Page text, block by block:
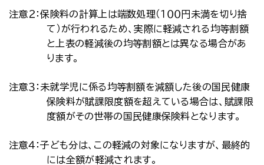
注意２：保険料の計算上は端数処理（１００円未満を切り捨
て）が行われるため、実際に軽減される均等割額
と上表の軽減後の均等割額とは異なる場合があ
ります。
注意３：未就学児に係る均等割額を減額した後の国民健康
保険料が賦課限度額を超えている場合は、賦課限
度額がその世帯の国民健康保険料となります。
注意４：子ども分は、この軽減の対象になりますが、最終的
には全額が軽減されます。